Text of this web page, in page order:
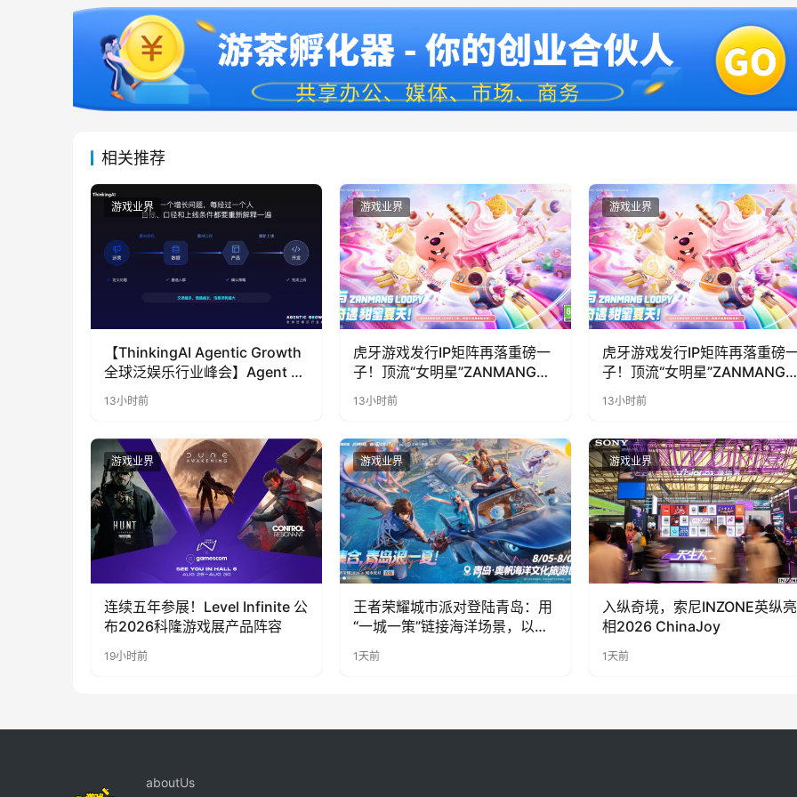
相关推荐
游戏业界
【ThinkingAI Agentic Growth
全球泛娱乐行业峰会】Agent 时
代，人到底负责什么
13小时前
游戏业界
虎牙游戏发行IP矩阵再落重磅一
子！顶流“女明星”ZANMANG
LOOPY 正版3D消除手游《消消
奇遇》惊喜曝光
13小时前
游戏业界
虎牙游戏发行IP矩阵再落重磅
子！顶流“女明星”ZANMANG
LOOPY 正版3D消除手游《消
奇遇》惊喜曝光
13小时前
游戏业界
连续五年参展！Level Infinite 公
布2026科隆游戏展产品阵容
19小时前
游戏业界
王者荣耀城市派对登陆青岛：用
“一城一策”链接海洋场景，以双
1天前
游戏业界
入纵奇境，索尼INZONE英纵亮
相2026 ChinaJoy
1天前
aboutUs